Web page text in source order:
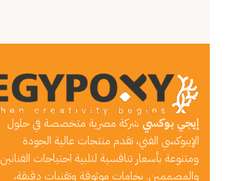
إيجي بوكسي شركة مصرية متخصصة في حلول
الإيبوكسي الفني، تقدم منتجات عالية الجودة
ومتنوعة بأسعار تنافسية لتلبية احتياجات الفنانين
والمصممين. بخامات موثوقة وتقنيات دقيقة،